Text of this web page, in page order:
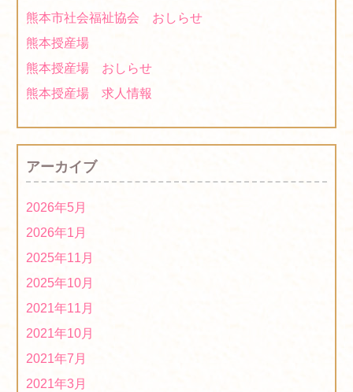
ます！ 2021/10/13
2021年度「第1回ほっとはぁーとマーケット」は中止に
なりました 2021/07/12
2020年度「第６回ほっとはぁーとマーケット」に出店し
２０２１年１月：熊本授産場新商品の紹介です。
2021/01/22
熊本市社会福祉協会 おしらせ
熊本授産場
熊本授産場 おしらせ
熊本授産場 求人情報
アーカイブ
2026年5月
2026年1月
2025年11月
2025年10月
2021年11月
2021年10月
2021年7月
2021年3月